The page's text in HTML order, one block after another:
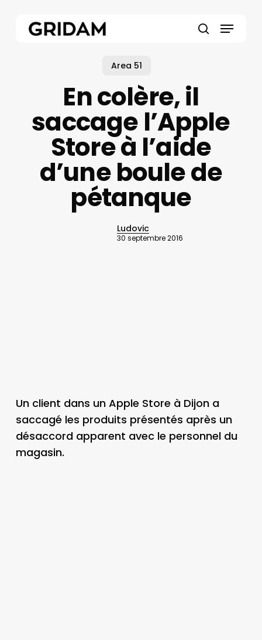
Menu
Area 51
En colère, il
saccage l’Apple
Store à l’aide
d’une boule de
pétanque
Ludovic
30 septembre 2016
Un client dans un Apple Store à Dijon a
saccagé les produits présentés après un
désaccord apparent avec le personnel du
magasin.